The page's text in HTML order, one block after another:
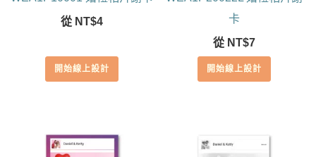
從 NT$4
開始線上設計
卡
從 NT$7
開始線上設計